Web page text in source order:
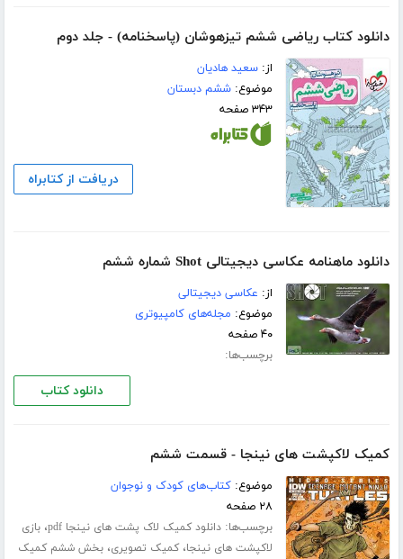
دانلود کتاب ریاضی ششم تیزهوشان (پاسخنامه) - جلد دوم
از:سعید هادیان
موضوع:ششم دبستان
۳۴۳ صفحه
دریافت از کتابراه
دانلود ماهنامه عکاسی دیجیتالی Shot شماره ششم
از: عکاسی دیجیتالی
موضوع: مجله‌های کامپیوتری
۴۰ صفحه
برچسب‌ها:
دانلود کتاب
کمیک لاکپشت های نینجا - قسمت ششم
موضوع:کتاب‌های کودک و نوجوان
۲۸ صفحه
برچسب‌ها:دانلود کمیک لاک پشت های نینجا pdf ،بازی
لاکپشت های نینجا،کمیک تصویری،بخش ششم کمیک